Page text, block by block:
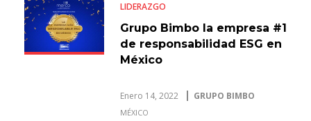
LIDERAZGO
Grupo Bimbo la empresa #1
de responsabilidad ESG en
México
Enero 14, 2022 GRUPO BIMBO
MÉXICO